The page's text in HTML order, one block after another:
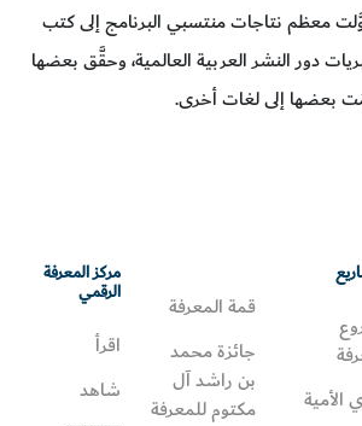
معظم نتاجات منتسبي البرنامج إلى كتب
دور النشر العربية العالمية، وحقَّق بعضها
بعضها إلى لغات أخرى.
الأمية
قمة المعرفة
جائزة محمد
بن راشد آل
مكتوم للمعرفة
مركز المعرفة
الرقمي
اقرأ
شاهد